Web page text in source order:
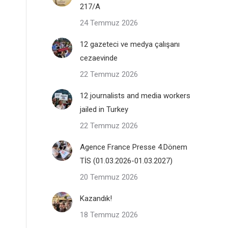
217/A
24 Temmuz 2026
12 gazeteci ve medya çalışanı
cezaevinde
22 Temmuz 2026
12 journalists and media workers
jailed in Turkey
22 Temmuz 2026
Agence France Presse 4.Dönem
TİS (01.03.2026-01.03.2027)
20 Temmuz 2026
Kazandık!
18 Temmuz 2026